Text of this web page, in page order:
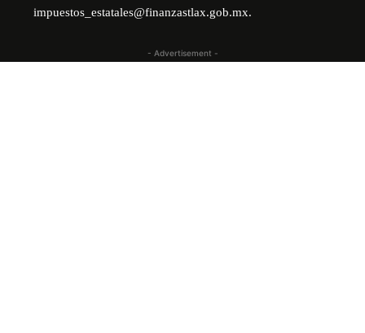
impuestos_estatales@finanzastlax.gob.mx.
- Advertisement -